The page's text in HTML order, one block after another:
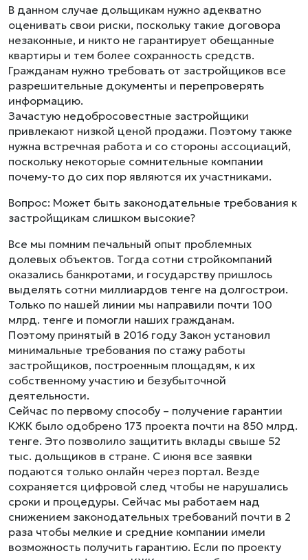
В данном случае дольщикам нужно адекватно
оценивать свои риски, поскольку такие договора
незаконные, и никто не гарантирует обещанные
квартиры и тем более сохранность средств.
Гражданам нужно требовать от застройщиков все
разрешительные документы и перепроверять
информацию.
Зачастую недобросовестные застройщики
привлекают низкой ценой продажи. Поэтому также
нужна встречная работа и со стороны ассоциаций,
поскольку некоторые сомнительные компании
почему-то до сих пор являются их участниками.
Вопрос: Может быть законодательные требования к
застройщикам слишком высокие?
Все мы помним печальный опыт проблемных
долевых объектов. Тогда сотни стройкомпаний
оказались банкротами, и государству пришлось
выделять сотни миллиардов тенге на долгострои.
Только по нашей линии мы направили почти 100
млрд. тенге и помогли наших гражданам.
Поэтому принятый в 2016 году Закон установил
минимальные требования по стажу работы
застройщиков, построенным площадям, к их
собственному участию и безубыточной
деятельности.
Сейчас по первому способу – получение гарантии
КЖК было одобрено 173 проекта почти на 850 млрд.
тенге. Это позволило защитить вклады свыше 52
тыс. дольщиков в стране. С июня все заявки
подаются только онлайн через портал. Везде
сохраняется цифровой след чтобы не нарушались
сроки и процедуры. Сейчас мы работаем над
снижением законодательных требований почти в 2
раза чтобы мелкие и средние компании имели
возможность получить гарантию. Если по проекту